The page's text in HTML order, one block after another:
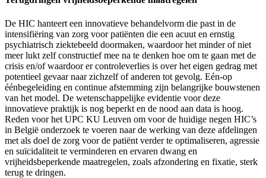
De HIC hanteert een innovatieve behandelvorm die past in de
intensifiëring van zorg voor patiënten die een acuut en ernstig
psychiatrisch ziektebeeld doormaken, waardoor het minder of niet
meer lukt zelf constructief mee na te denken hoe om te gaan met de
crisis en/of waardoor er controleverlies is over het eigen gedrag met
potentieel gevaar naar zichzelf of anderen tot gevolg. Eén-op
éénbegeleiding en continue afstemming zijn belangrijke bouwstenen
van het model. De wetenschappelijke evidentie voor deze
innovatieve praktijk is nog beperkt en de nood aan data is hoog.
Reden voor het UPC KU Leuven om voor de huidige negen HIC’s
in België onderzoek te voeren naar de werking van deze afdelingen
met als doel de zorg voor de patiënt verder te optimaliseren, agressie
en suïcidaliteit te verminderen en ervaren dwang en
vrijheidsbeperkende maatregelen, zoals afzondering en fixatie, sterk
terug te dringen.